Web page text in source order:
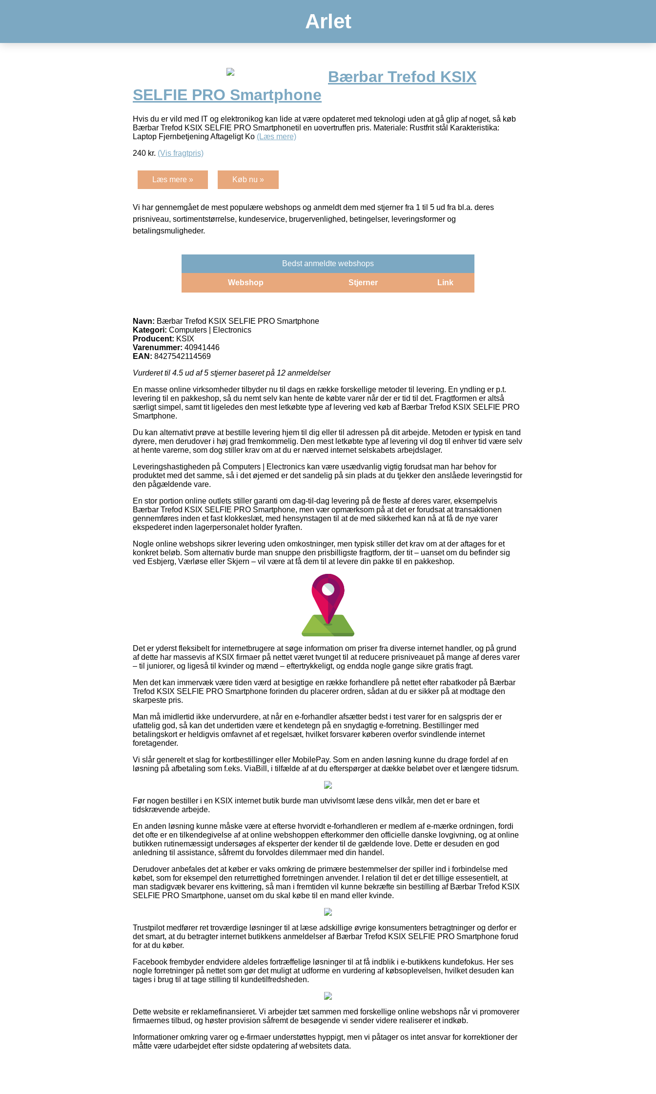
Arlet
Bærbar Trefod KSIX
SELFIE PRO Smartphone
Hvis du er vild med IT og elektronikog kan lide at være opdateret med teknologi uden at gå glip af noget, så køb
Bærbar Trefod KSIX SELFIE PRO Smartphonetil en uovertruffen pris. Materiale: Rustfrit stål Karakteristika:
Laptop Fjernbetjening Aftageligt Ko (Læs mere)
240 kr. (Vis fragtpris)
Læs mere » Køb nu »
Vi har gennemgået de mest populære webshops og anmeldt dem med stjerner fra 1 til 5 ud fra bl.a. deres
prisniveau, sortimentstørrelse, kundeservice, brugervenlighed, betingelser, leveringsformer og
betalingsmuligheder.
Bedst anmeldte webshops
Webshop Stjerner Link
Navn: Bærbar Trefod KSIX SELFIE PRO Smartphone
Kategori: Computers | Electronics
Producent: KSIX
Varenummer: 40941446
EAN: 8427542114569
Vurderet til 4.5 ud af 5 stjerner baseret på 12 anmeldelser
En masse online virksomheder tilbyder nu til dags en række forskellige metoder til levering. En yndling er p.t.
levering til en pakkeshop, så du nemt selv kan hente de købte varer når der er tid til det. Fragtformen er altså
særligt simpel, samt tit ligeledes den mest letkøbte type af levering ved køb af Bærbar Trefod KSIX SELFIE PRO
Smartphone.
Du kan alternativt prøve at bestille levering hjem til dig eller til adressen på dit arbejde. Metoden er typisk en tand
dyrere, men derudover i høj grad fremkommelig. Den mest letkøbte type af levering vil dog til enhver tid være selv
at hente varerne, som dog stiller krav om at du er nærved internet selskabets arbejdslager.
Leveringshastigheden på Computers | Electronics kan være usædvanlig vigtig forudsat man har behov for
produktet med det samme, så i det øjemed er det sandelig på sin plads at du tjekker den anslåede leveringstid for
den pågældende vare.
En stor portion online outlets stiller garanti om dag-til-dag levering på de fleste af deres varer, eksempelvis
Bærbar Trefod KSIX SELFIE PRO Smartphone, men vær opmærksom på at det er forudsat at transaktionen
gennemføres inden et fast klokkeslæt, med hensynstagen til at de med sikkerhed kan nå at få de nye varer
ekspederet inden lagerpersonalet holder fyraften.
Nogle online webshops sikrer levering uden omkostninger, men typisk stiller det krav om at der aftages for et
konkret beløb. Som alternativ burde man snuppe den prisbilligste fragtform, der tit – uanset om du befinder sig
ved Esbjerg, Værløse eller Skjern – vil være at få dem til at levere din pakke til en pakkeshop.
Det er yderst fleksibelt for internetbrugere at søge information om priser fra diverse internet handler, og på grund
af dette har massevis af KSIX firmaer på nettet været tvunget til at reducere prisniveauet på mange af deres varer
– til juniorer, og ligeså til kvinder og mænd – eftertrykkeligt, og endda nogle gange sikre gratis fragt.
Men det kan immervæk være tiden værd at besigtige en række forhandlere på nettet efter rabatkoder på Bærbar
Trefod KSIX SELFIE PRO Smartphone forinden du placerer ordren, sådan at du er sikker på at modtage den
skarpeste pris.
Man må imidlertid ikke undervurdere, at når en e-forhandler afsætter bedst i test varer for en salgspris der er
ufattelig god, så kan det undertiden være et kendetegn på en snydagtig e-forretning. Bestillinger med
betalingskort er heldigvis omfavnet af et regelsæt, hvilket forsvarer køberen overfor svindlende internet
foretagender.
Vi slår generelt et slag for kortbestillinger eller MobilePay. Som en anden løsning kunne du drage fordel af en
løsning på afbetaling som f.eks. ViaBill, i tilfælde af at du efterspørger at dække beløbet over et længere tidsrum.
Før nogen bestiller i en KSIX internet butik burde man utvivlsomt læse dens vilkår, men det er bare et
tidskrævende arbejde.
En anden løsning kunne måske være at efterse hvorvidt e-forhandleren er medlem af e-mærke ordningen, fordi
det ofte er en tilkendegivelse af at online webshoppen efterkommer den officielle danske lovgivning, og at online
butikken rutinemæssigt undersøges af eksperter der kender til de gældende love. Dette er desuden en god
anledning til assistance, såfremt du forvoldes dilemmaer med din handel.
Derudover anbefales det at køber er vaks omkring de primære bestemmelser der spiller ind i forbindelse med
købet, som for eksempel den returrettighed forretningen anvender. I relation til det er det tillige essesentielt, at
man stadigvæk bevarer ens kvittering, så man i fremtiden vil kunne bekræfte sin bestilling af Bærbar Trefod KSIX
SELFIE PRO Smartphone, uanset om du skal købe til en mand eller kvinde.
Trustpilot medfører ret troværdige løsninger til at læse adskillige øvrige konsumenters betragtninger og derfor er
det smart, at du betragter internet butikkens anmeldelser af Bærbar Trefod KSIX SELFIE PRO Smartphone forud
for at du køber.
Facebook frembyder endvidere aldeles fortræffelige løsninger til at få indblik i e-butikkens kundefokus. Her ses
nogle forretninger på nettet som gør det muligt at udforme en vurdering af købsoplevelsen, hvilket desuden kan
tages i brug til at tage stilling til kundetilfredsheden.
Dette website er reklamefinansieret. Vi arbejder tæt sammen med forskellige online webshops når vi promoverer
firmaernes tilbud, og høster provision såfremt de besøgende vi sender videre realiserer et indkøb.
Informationer omkring varer og e-firmaer understøttes hyppigt, men vi påtager os intet ansvar for korrektioner der
måtte være udarbejdet efter sidste opdatering af websitets data.